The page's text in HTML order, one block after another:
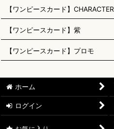
【ワンピースカード】CHARACTER
【ワンピースカード】紫
【ワンピースカード】プロモ
ホーム
ログイン